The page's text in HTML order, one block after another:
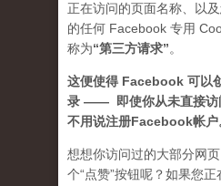
正在访问的页面名称、以
的任何 Facebook 专用
称为“第三方请求”。
这便使得 Facebook 可以
录 —— 即使你从未直接访
不用说注册Facebook帐户
想想你访问过的大部分网
个“点赞”按钮呢？如果您